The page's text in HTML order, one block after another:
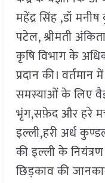
महेंद्र सिंह ,डॉ मनीष
पटेल, श्रीमती
कृषि विभाग के
प्रदान की।
समस्याओं के लिए
भृंग,सफ़ेद और हरे
इल्ली,हरी अर्ध
की इल्ली के
छिड़काव की